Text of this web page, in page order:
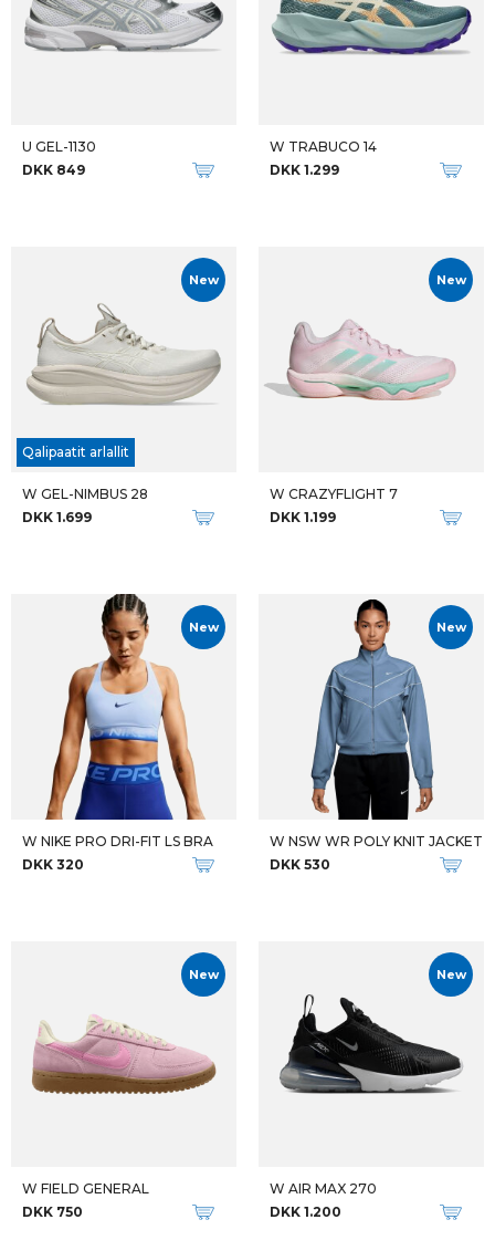
U GEL-1130
DKK 849
W TRABUCO 14
DKK 1.299
Qalipaatit arlallit
New
W GEL-NIMBUS 28
DKK 1.699
New
W CRAZYFLIGHT 7
DKK 1.199
New
W NIKE PRO DRI-FIT LS BRA
DKK 320
New
W NSW WR POLY KNIT JACKET
DKK 530
New
W FIELD GENERAL
DKK 750
New
W AIR MAX 270
DKK 1.200